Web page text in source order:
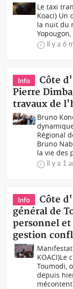
Le taxi
Koaci) Un
la nuit du
il y a 6
Info
Côte
Pierre
travaux de
Bruno
Régional
Bruno
la vie des
il y a 1
Info
Côte
général de
personnel
gestion
Toumodi,
depuis